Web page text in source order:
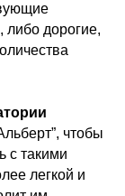
дорогие,
чтобы
с такими
легкой и